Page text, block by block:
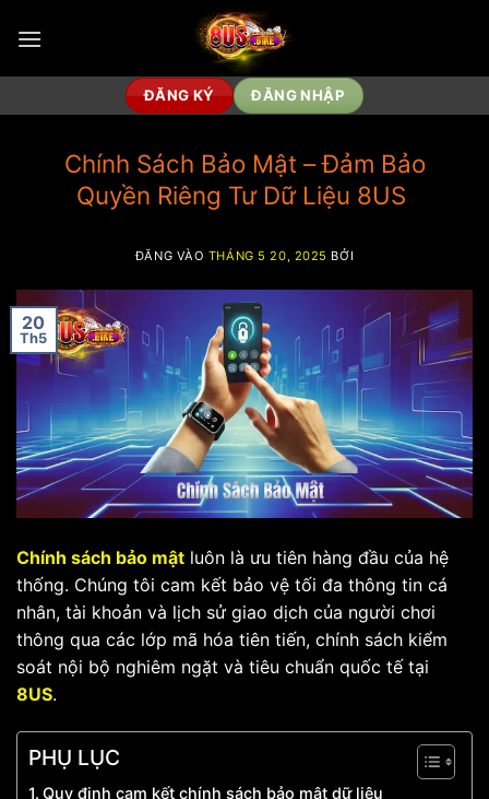
qua
ĐĂNG KÝ ĐĂNG NHẬP
Chính Sách Bảo Mật – Đảm Bảo
Quyền Riêng Tư Dữ Liệu 8US
ĐĂNG VÀO THÁNG 5 20, 2025 BỞI
20
Th5
Chính sách bảo mật luôn là ưu tiên hàng đầu của hệ
thống. Chúng tôi cam kết bảo vệ tối đa thông tin cá
nhân, tài khoản và lịch sử giao dịch của người chơi
thông qua các lớp mã hóa tiên tiến, chính sách kiểm
soát nội bộ nghiêm ngặt và tiêu chuẩn quốc tế tại
8US.
PHỤ LỤC
Quy định cam kết chính sách bảo mật dữ liệu